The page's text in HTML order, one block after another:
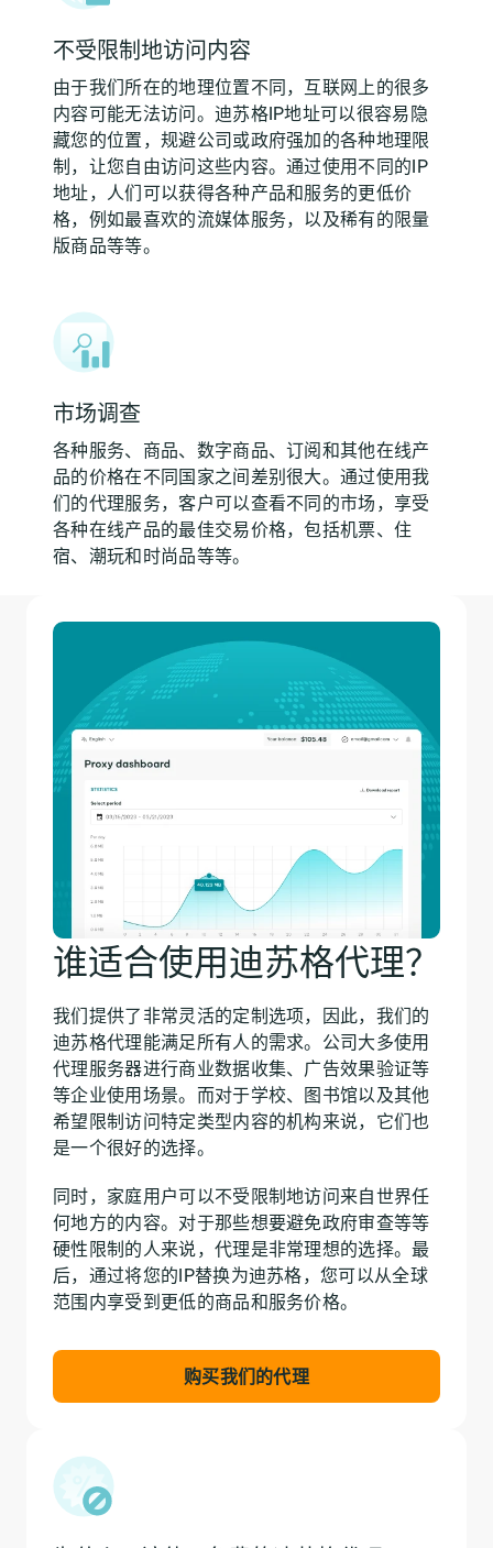
不受限制地访问内容
由于我们所在的地理位置不同，互联网上的很多
内容可能无法访问。迪苏格IP地址可以很容易隐
藏您的位置，规避公司或政府强加的各种地理限
制，让您自由访问这些内容。通过使用不同的IP
地址，人们可以获得各种产品和服务的更低价
格，例如最喜欢的流媒体服务，以及稀有的限量
版商品等等。
市场调查
各种服务、商品、数字商品、订阅和其他在线产
品的价格在不同国家之间差别很大。通过使用我
们的代理服务，客户可以查看不同的市场，享受
各种在线产品的最佳交易价格，包括机票、住
宿、潮玩和时尚品等等。
谁适合使用迪苏格代理？
我们提供了非常灵活的定制选项，因此，我们的
迪苏格代理能满足所有人的需求。公司大多使用
代理服务器进行商业数据收集、广告效果验证等
等企业使用场景。而对于学校、图书馆以及其他
希望限制访问特定类型内容的机构来说，它们也
是一个很好的选择。
同时，家庭用户可以不受限制地访问来自世界任
何地方的内容。对于那些想要避免政府审查等等
硬性限制的人来说，代理是非常理想的选择。最
后，通过将您的IP替换为迪苏格，您可以从全球
范围内享受到更低的商品和服务价格。
购买我们的代理